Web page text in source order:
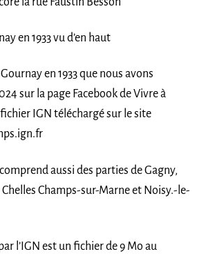
en 1933 vu d’en haut
en 1933 que nous avons
sur la page Facebook de Vivre à
IGN téléchargé sur le site
aussi des parties de Gagny,
Champs-sur-Marne et Noisy.-le-
l’IGN est un fichier de 9 Mo au